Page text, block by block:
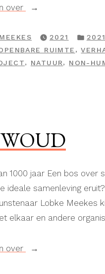
over “Baarhuisje”
2021
IN
2021
RUIMTE ,
, NATUUR, NON-
1000 jaar Een bos over
ideale samenleving
Lobke Meekes
elkaar en andere
over “Eenwoud”